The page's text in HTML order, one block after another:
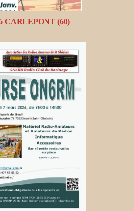
CARLEPONT (60)